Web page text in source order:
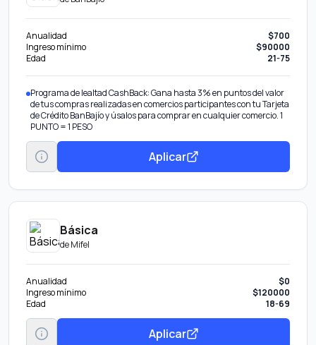
Anualidad
$700
Ingreso mínimo
$90000
Edad
21-75
Programa de lealtad CashBack: Gana hasta 3% en puntos del valor
de tus compras realizadas en comercios participantes con tu Tarjeta
de Crédito BanBajío y úsalos para comprar en cualquier comercio. 1
PUNTO = 1 PESO
Aplicar
Básica
deMifel
Anualidad
$0
Ingreso mínimo
$120000
Edad
18-69
Aplicar